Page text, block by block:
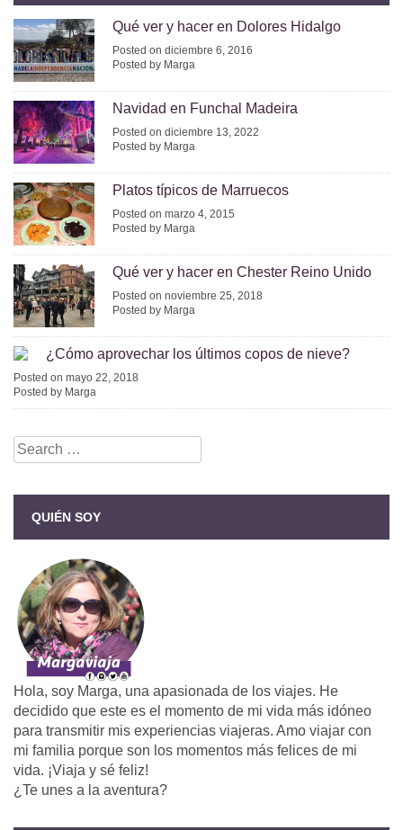
Qué ver y hacer en Dolores Hidalgo
Posted on diciembre 6, 2016
Posted by Marga
Navidad en Funchal Madeira
Posted on diciembre 13, 2022
Posted by Marga
Platos típicos de Marruecos
Posted on marzo 4, 2015
Posted by Marga
Qué ver y hacer en Chester Reino Unido
Posted on noviembre 25, 2018
Posted by Marga
¿Cómo aprovechar los últimos copos de nieve?
Posted on mayo 22, 2018
Posted by Marga
Search
for:
QUIÉN SOY
Hola, soy Marga, una apasionada de los viajes. He
decidido que este es el momento de mi vida más idóneo
para transmitir mis experiencias viajeras. Amo viajar con
mi familia porque son los momentos más felices de mi
vida. ¡Viaja y sé feliz!
¿Te unes a la aventura?